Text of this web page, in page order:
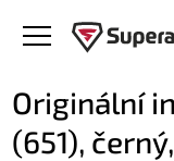
Originální
(651),